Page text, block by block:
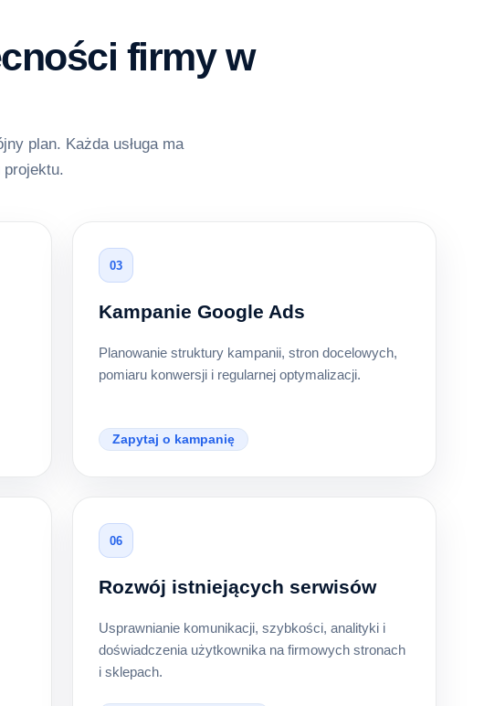
firmy w
plan. Każda usługa ma
03
Kampanie Google Ads
Planowanie struktury kampanii, stron docelowych,
pomiaru konwersji i regularnej optymalizacji.
Zapytaj o kampanię
06
Rozwój istniejących serwisów
Usprawnianie komunikacji, szybkości, analityki i
doświadczenia użytkownika na firmowych stronach
i sklepach.